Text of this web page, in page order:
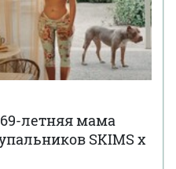
летняя мама
SKIMS x